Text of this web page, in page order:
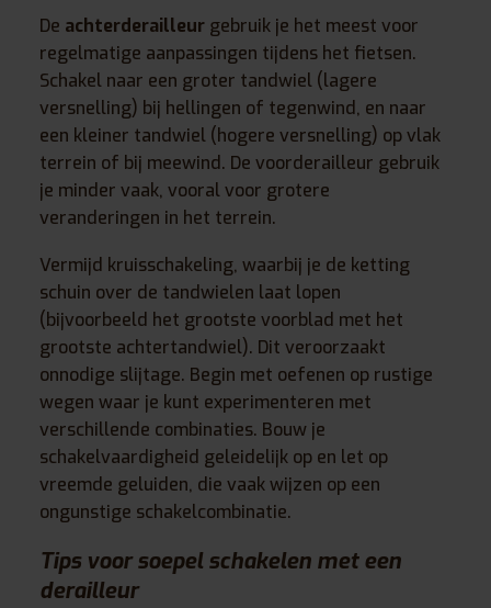
De achterderailleur gebruik je het meest voor
regelmatige aanpassingen tijdens het fietsen.
Schakel naar een groter tandwiel (lagere
versnelling) bij hellingen of tegenwind, en naar
een kleiner tandwiel (hogere versnelling) op vlak
terrein of bij meewind. De voorderailleur gebruik
je minder vaak, vooral voor grotere
veranderingen in het terrein.
Vermijd kruisschakeling, waarbij je de ketting
schuin over de tandwielen laat lopen
(bijvoorbeeld het grootste voorblad met het
grootste achtertandwiel). Dit veroorzaakt
onnodige slijtage. Begin met oefenen op rustige
wegen waar je kunt experimenteren met
verschillende combinaties. Bouw je
schakelvaardigheid geleidelijk op en let op
vreemde geluiden, die vaak wijzen op een
ongunstige schakelcombinatie.
Tips voor soepel schakelen met een
derailleur